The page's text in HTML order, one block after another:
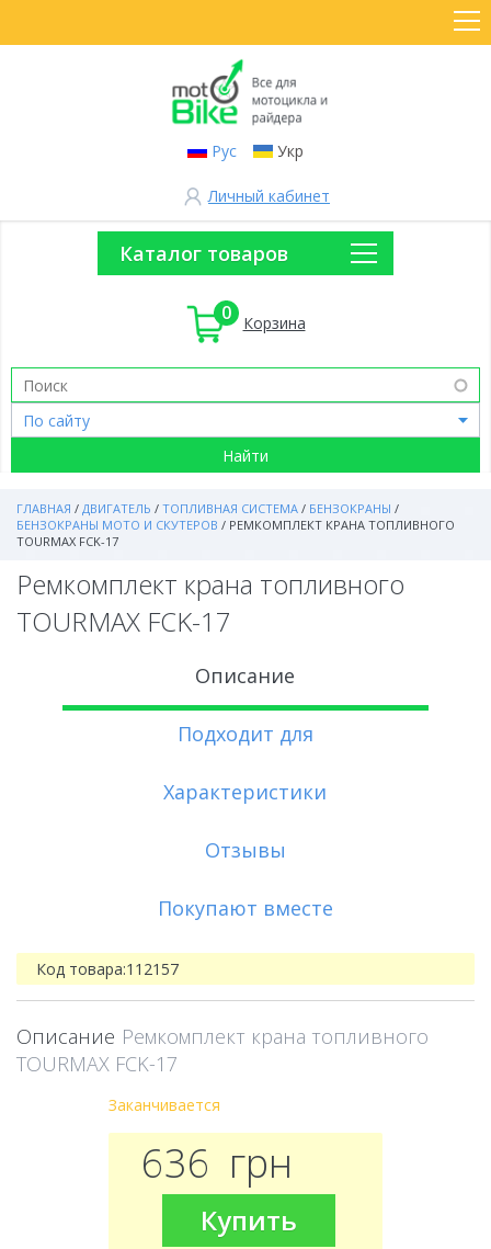
Рус Укр
Личный кабинет
Каталог товаров
0 Корзина
ГЛАВНАЯ / ДВИГАТЕЛЬ / ТОПЛИВНАЯ СИСТЕМА / БЕНЗОКРАНЫ /
БЕНЗОКРАНЫ МОТО И СКУТЕРОВ / РЕМКОМПЛЕКТ КРАНА ТОПЛИВНОГО
TOURMAX FCK-17
Ремкомплект крана топливного
TOURMAX FCK-17
Описание
Подходит для
Характеристики
Отзывы
Покупают вместе
Код товара:112157
Описание Ремкомплект крана топливного
TOURMAX FCK-17
Заканчивается
636 грн
Купить